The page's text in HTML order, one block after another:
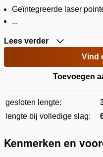
Geïntegreerde laser
...
Lees verder
Vind
Toevoegen
gesloten lengte:
lengte bij volledige slag:
Kenmerken en